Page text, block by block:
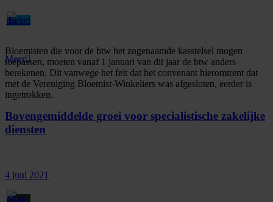
Bloemisten die voor de btw het zogenaamde kasstelsel mogen
toepassen, moeten vanaf 1 januari van dit jaar de btw anders
berekenen. Dit vanwege het feit dat het convenant hieromtrent dat
met de Vereniging Bloemist-Winkeliers was afgesloten, eerder is
ingetrokken.
Meer
Bovengemiddelde groei voor specialistische zakelijke
diensten
4 juni 2021